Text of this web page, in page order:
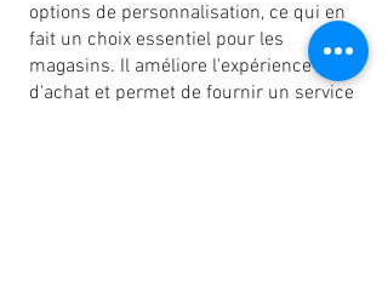
options de personnalisation, ce qui en
fait un choix essentiel pour les
magasins. Il améliore l'expérience
d'achat et permet de fournir un service